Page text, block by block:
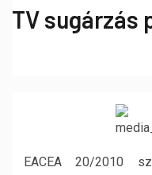
TV sugárzás
EACEA 20/2010